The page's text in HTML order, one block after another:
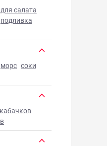
салата
подливка
морс соки